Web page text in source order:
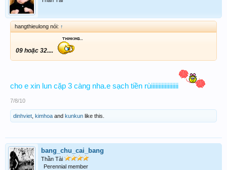
hangthieulong nói: ↑
09 hoặc 32....
cho e xin lun cặp 3 càng nha.e sạch tiền rùiiiiiiiiiiiiiiiiii
7/8/10
dinhviet kimhoa and kunkun like this.
bang_chu_cai_bang
Thần Tài
Perennial member